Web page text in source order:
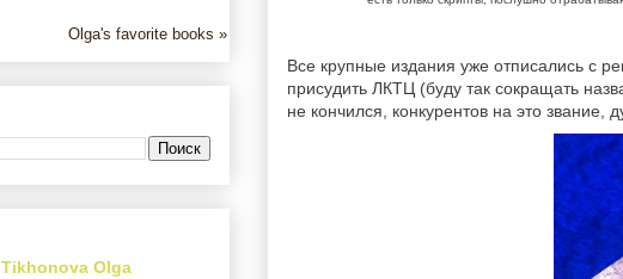
Все крупные издания уже отписались с
присудить ЛКТЦ (буду так сокращать
не кончился, конкурентов на это звание,
Olga's favorite books »
Tikhonova Olga